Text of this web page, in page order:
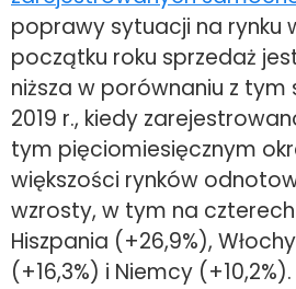
poprawy sytuacji na rynku
początku roku sprzedaż
niższa w porównaniu z
2019 r., kiedy
tym pięciomiesięcznym
większości rynków
wzrosty, w tym na
Hiszpania (+26,9%),
(+16,3%) i Niemcy (+10,2%).